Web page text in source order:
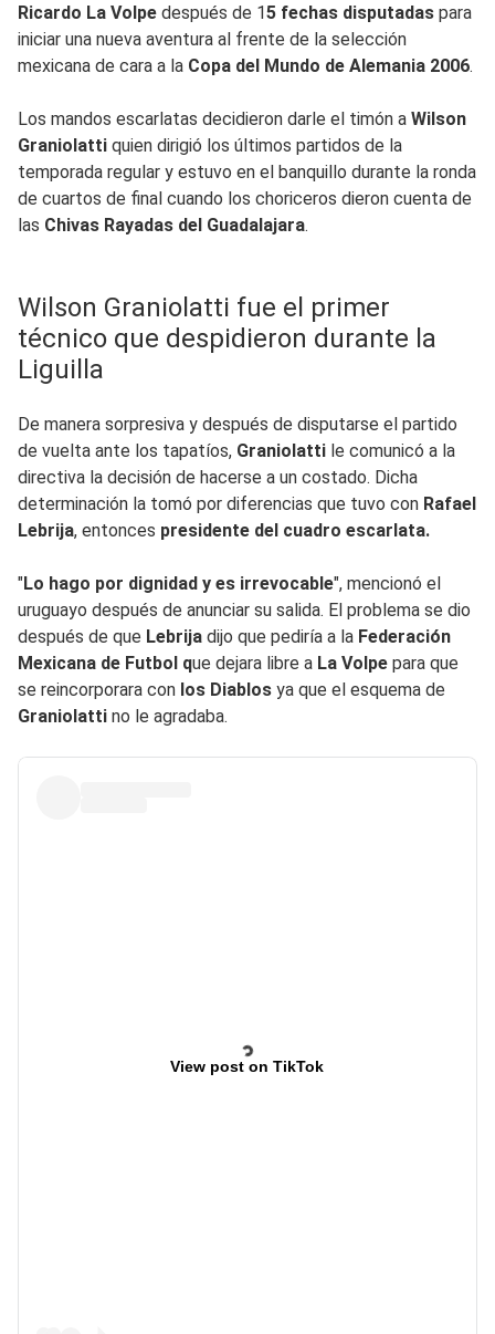
Ricardo La Volpe después de 15 fechas disputadas para
iniciar una nueva aventura al frente de la selección
mexicana de cara a la Copa del Mundo de Alemania 2006.
Los mandos escarlatas decidieron darle el timón a Wilson
Graniolatti quien dirigió los últimos partidos de la
temporada regular y estuvo en el banquillo durante la ronda
de cuartos de final cuando los choriceros dieron cuenta de
las Chivas Rayadas del Guadalajara.
Wilson Graniolatti fue el primer
técnico que despidieron durante la
Liguilla
De manera sorpresiva y después de disputarse el partido
de vuelta ante los tapatíos, Graniolatti le comunicó a la
directiva la decisión de hacerse a un costado. Dicha
determinación la tomó por diferencias que tuvo con Rafael
Lebrija, entonces presidente del cuadro escarlata.
"Lo hago por dignidad y es irrevocable", mencionó el
uruguayo después de anunciar su salida. El problema se dio
después de que Lebrija dijo que pediría a la Federación
Mexicana de Futbol que dejara libre a La Volpe para que
se reincorporara con los Diablos ya que el esquema de
Graniolatti no le agradaba.
View post on TikTok